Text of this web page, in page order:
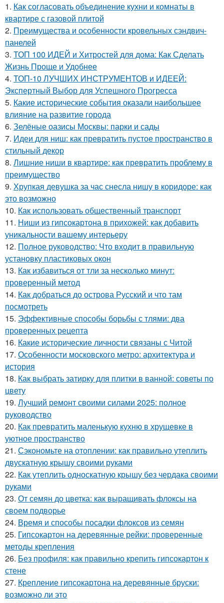
1. Как согласовать объединение кухни и комнаты в
квартире с газовой плитой
2. Преимущества и особенности кровельных сэндвич-
панелей
3. ТОП 100 ИДЕЙ и Хитростей для дома: Как Сделать
Жизнь Проще и Удобнее
4. ТОП-10 ЛУЧШИХ ИНСТРУМЕНТОВ и ИДЕЕЙ:
Экспертный Выбор для Успешного Прогресса
5. Какие исторические события оказали наибольшее
влияние на развитие города
6. Зелёные оазисы Москвы: парки и сады
7. Идеи для ниш: как превратить пустое пространство в
стильный декор
8. Лишние ниши в квартире: как превратить проблему в
преимущество
9. Хрупкая девушка за час снесла нишу в коридоре: как
это возможно
10. Как использовать общественный транспорт
11. Ниши из гипсокартона в прихожей: как добавить
уникальности вашему интерьеру
12. Полное руководство: Что входит в правильную
установку пластиковых окон
13. Как избавиться от тли за несколько минут:
проверенный метод
14. Как добраться до острова Русский и что там
посмотреть
15. Эффективные способы борьбы с тлями: два
проверенных рецепта
16. Какие исторические личности связаны с Читой
17. Особенности московского метро: архитектура и
история
18. Как выбрать затирку для плитки в ванной: советы по
цвету
19. Лучший ремонт своими силами 2025: полное
руководство
20. Как превратить маленькую кухню в хрущевке в
уютное пространство
21. Сэкономьте на отоплении: как правильно утеплить
двускатную крышу своими руками
22. Как утеплить односкатную крышу без чердака своими
руками
23. От семян до цветка: как выращивать флоксы на
своем подворье
24. Время и способы посадки флоксов из семян
25. Гипсокартон на деревянные рейки: проверенные
методы крепления
26. Без профиля: как правильно крепить гипсокартон к
стене
27. Крепление гипсокартона на деревянные бруски:
возможно ли это